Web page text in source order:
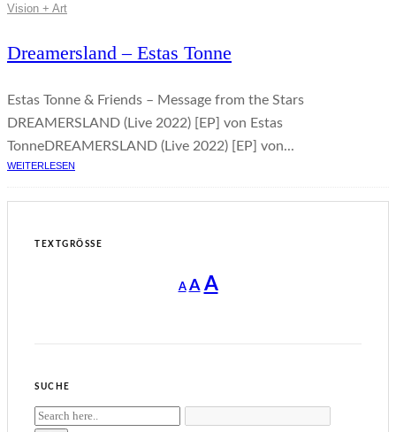
Vision + Art
Dreamersland – Estas Tonne
Estas Tonne & Friends – Message from the Stars
DREAMERSLAND (Live 2022) [EP] von Estas
TonneDREAMERSLAND (Live 2022) [EP] von...
WEITERLESEN
TEXTGRÖSSE
A
Decrease
font
A Reset
AIncrease
SUCHE